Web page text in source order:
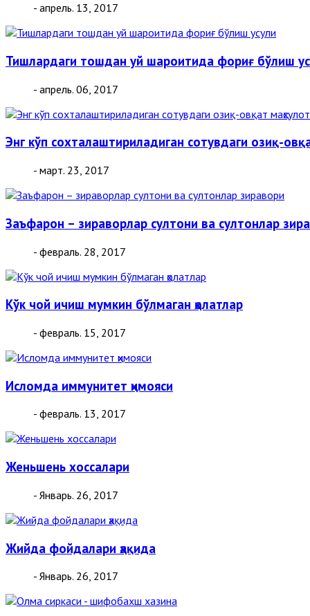
- апрель. 13, 2017
Тишлардаги тошдан уй шароитида фориғ бўлиш
- апрель. 06, 2017
Энг кўп сохталаштириладиган сотувдаги озиқ-
- март. 23, 2017
Заъфарон – зираворлар султони ва султонлар
- февраль. 28, 2017
Кўк чой ичиш мумкин бўлмаган ҳолатлар
- февраль. 15, 2017
Исломда иммунитет ҳимояси
- февраль. 13, 2017
Женьшень хоссалари
- Январь. 26, 2017
Жийда фойдалари ҳақида
- Январь. 26, 2017